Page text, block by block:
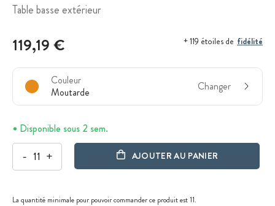
Table basse extérieur
119,19 € + 119 étoiles de fidélité
Couleur
Moutarde
Changer
Disponible sous 2 sem.
- + AJOUTER AU PANIER
La quantité minimale pour pouvoir commander ce produit est 11.